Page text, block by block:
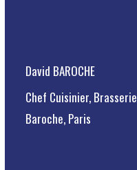
David BAROCHE
Chef Cuisinier, Brasserie
Baroche, Paris